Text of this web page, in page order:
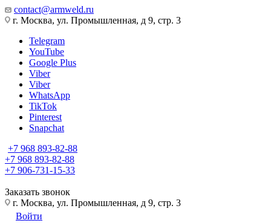
contact@armweld.ru
г. Москва, ул. Промышленная, д 9, стр. 3
Telegram
YouTube
Google Plus
Viber
Viber
WhatsApp
TikTok
Pinterest
Snapchat
+7 968 893-82-88
+7 968 893-82-88
+7 906-731-15-33
Заказать звонок
г. Москва, ул. Промышленная, д 9, стр. 3
Войти